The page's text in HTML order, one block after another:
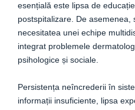
esențială este lipsa de
postspitalizare. De
necesitatea unei echipe
integrat problemele
psihologice și sociale.
Persistența neîncrederii în
informații insuficiente, lipsa